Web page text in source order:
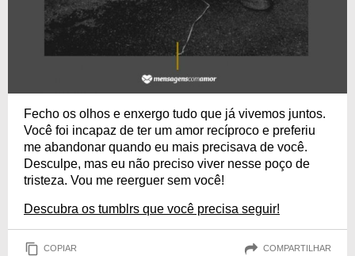
Fecho os olhos e enxergo tudo que já vivemos juntos.
Você foi incapaz de ter um amor recíproco e preferiu
me abandonar quando eu mais precisava de você.
Desculpe, mas eu não preciso viver nesse poço de
tristeza. Vou me reerguer sem você!
Descubra os tumblrs que você precisa seguir!
COPIAR COMPARTILHAR